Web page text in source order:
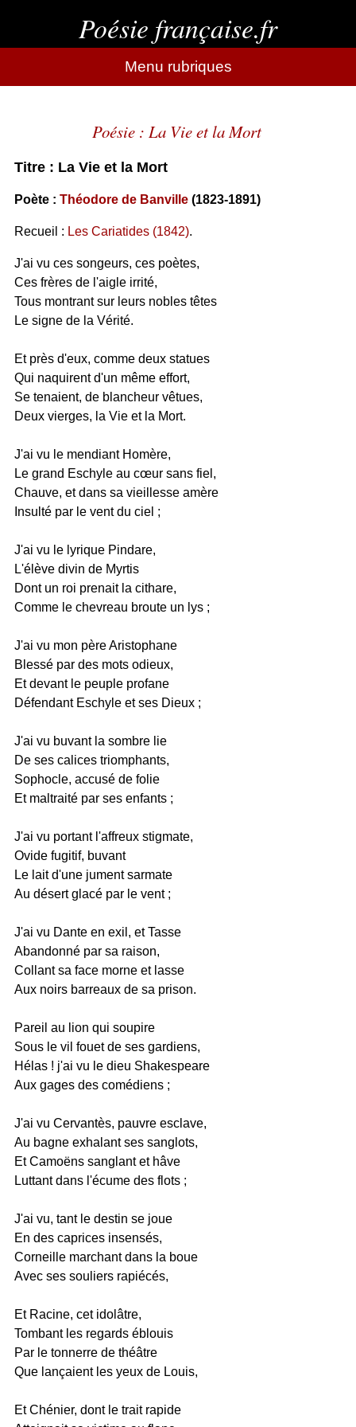
Poésie française.fr
Menu rubriques
Poésie : La Vie et la Mort
Titre : La Vie et la Mort
Poète : Théodore de Banville(1823-1891)
Recueil : Les Cariatides (1842).
J'ai vu ces songeurs, ces poètes,
Ces frères de l'aigle irrité,
Tous montrant sur leurs nobles têtes
Le signe de la Vérité.
Et près d'eux, comme deux statues
Qui naquirent d'un même effort,
Se tenaient, de blancheur vêtues,
Deux vierges, la Vie et la Mort.
J'ai vu le mendiant Homère,
Le grand Eschyle au cœur sans fiel,
Chauve, et dans sa vieillesse amère
Insulté par le vent du ciel ;
J'ai vu le lyrique Pindare,
L'élève divin de Myrtis
Dont un roi prenait la cithare,
Comme le chevreau broute un lys ;
J'ai vu mon père Aristophane
Blessé par des mots odieux,
Et devant le peuple profane
Défendant Eschyle et ses Dieux ;
J'ai vu buvant la sombre lie
De ses calices triomphants,
Sophocle, accusé de folie
Et maltraité par ses enfants ;
J'ai vu portant l'affreux stigmate,
Ovide fugitif, buvant
Le lait d'une jument sarmate
Au désert glacé par le vent ;
J'ai vu Dante en exil, et Tasse
Abandonné par sa raison,
Collant sa face morne et lasse
Aux noirs barreaux de sa prison.
Pareil au lion qui soupire
Sous le vil fouet de ses gardiens,
Hélas ! j'ai vu le dieu Shakespeare
Aux gages des comédiens ;
J'ai vu Cervantès, pauvre esclave,
Au bagne exhalant ses sanglots,
Et Camoëns sanglant et hâve
Luttant dans l'écume des flots ;
J'ai vu, tant le destin se joue
En des caprices insensés,
Corneille marchant dans la boue
Avec ses souliers rapiécés,
Et Racine, cet idolâtre,
Tombant les regards éblouis
Par le tonnerre de théâtre
Que lançaient les yeux de Louis,
Et Chénier, dont le trait rapide